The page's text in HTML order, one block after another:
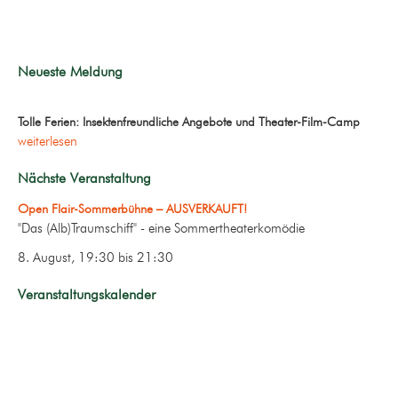
Neueste Meldung
Tolle Ferien: Insektenfreundliche Angebote und Theater-Film-Camp
weiterlesen
Nächste Veranstaltung
Open Flair-Sommerbühne – AUSVERKAUFT!
"Das (Alb)Traumschiff" - eine Sommertheaterkomödie
8. August, 19:30 bis 21:30
Veranstaltungskalender